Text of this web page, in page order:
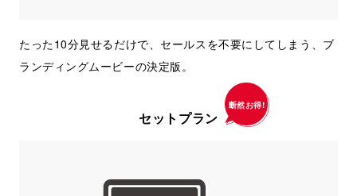
たった10分見せるだけで、セールスを不要にしてしまう、ブ
ランディングムービーの決定版。
セットプラン
断然お得!